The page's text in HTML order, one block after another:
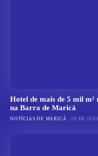
Hotel de mais de 5 mil m²
na Barra de Maricá
NOTÍCIAS DE MARICÁ 29 DE